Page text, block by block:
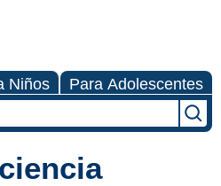
Niños Para Adolescentes